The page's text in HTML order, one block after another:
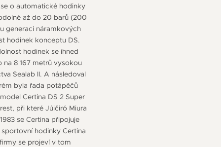
o automatické hodinky
až do 20 barů (200
generaci náramkových
hodinek konceptu DS.
hodinek se ihned
8 167 metrů vysokou
Sealab II. A následoval
byla řada potápěčů
Certina DS 2 Super
při které Júičiró Miura
se Certina připojuje
hodinky Certina
se projeví v tom